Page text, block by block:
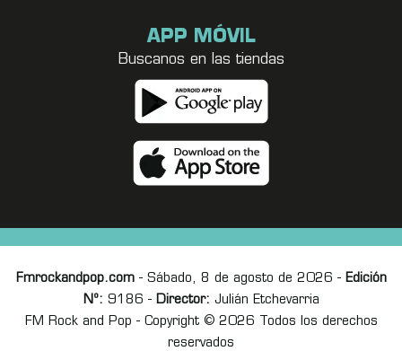
APP MÓVIL
Buscanos en las tiendas
Fmrockandpop.com- Sábado, 8 de agosto de 2026 - Edición
Nº: 9186 - Director: Julián Etchevarria
FM Rock and Pop - Copyright © 2026 Todos los derechos
reservados